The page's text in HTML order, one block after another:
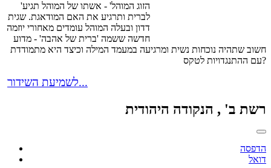
'הזוג המוהל' - אשתו של המוהל תגיע
לברית ותרגיע את האם המודאגת. שגית
דדון ובעלה המוהל עומדים מאחורי יוזמה
חדשה ששמה 'ברית של אהבה' - מדוע
חשוב שתהיה נוכחות נשית ומרגיעה במעמד המילה וכיצד היא מתמודדת
עם ההתנגדויות לטקס?
לשמיעת השידור...
רשת ב' , הנקודה היהודית
הדפסה
דואל